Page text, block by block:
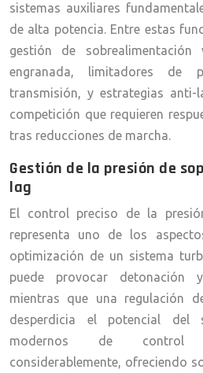
sistemas auxiliares
de alta potencia. Entre estas
gestión de sobrealimentación
engranada, limitadores de
transmisión, y estrategias anti-
competición que requieren
tras reducciones de marcha.
Gestión de la presión de
lag
El control preciso de la
representa uno de los
optimización de un sistema
puede provocar detonación
mientras que una regulación
desperdicia el potencial del
modernos de control
considerablemente, ofreciendo